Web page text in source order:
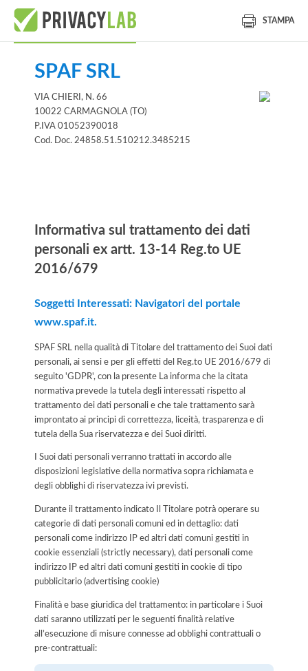
STAMPA
SPAF SRL
VIA CHIERI, N. 66
10022 CARMAGNOLA (TO)
P.IVA 01052390018
Cod. Doc. 24858.51.510212.3485215
Informativa sul trattamento dei dati
personali ex artt. 13-14 Reg.to UE
2016/679
Soggetti Interessati: Navigatori del portale
www.spaf.it.
SPAF SRL nella qualità di Titolare del trattamento dei Suoi dati
personali, ai sensi e per gli effetti del Reg.to UE 2016/679 di
seguito 'GDPR', con la presente La informa che la citata
normativa prevede la tutela degli interessati rispetto al
trattamento dei dati personali e che tale trattamento sarà
improntato ai principi di correttezza, liceità, trasparenza e di
tutela della Sua riservatezza e dei Suoi diritti.
I Suoi dati personali verranno trattati in accordo alle
disposizioni legislative della normativa sopra richiamata e
degli obblighi di riservatezza ivi previsti.
Durante il trattamento indicato Il Titolare potrà operare su
categorie di dati personali comuni ed in dettaglio: dati
personali come indirizzo IP ed altri dati comuni gestiti in
cookie essenziali (strictly necessary), dati personali come
indirizzo IP ed altri dati comuni gestiti in cookie di tipo
pubblicitario (advertising cookie)
Finalità e base giuridica del trattamento: in particolare i Suoi
dati saranno utilizzati per le seguenti finalità relative
all’esecuzione di misure connesse ad obblighi contrattuali o
pre-contrattuali: